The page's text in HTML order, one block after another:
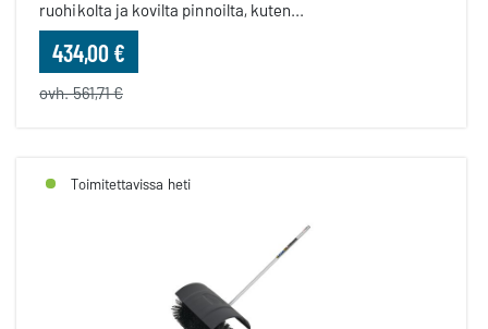
ruohikolta ja kovilta pinnoilta, kuten...
434,00 €
ovh. 561,71 €
Toimitettavissa heti